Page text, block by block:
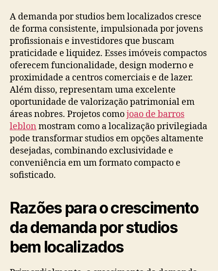
A demanda por studios bem localizados cresce
de forma consistente, impulsionada por jovens
profissionais e investidores que buscam
praticidade e liquidez. Esses imóveis compactos
oferecem funcionalidade, design moderno e
proximidade a centros comerciais e de lazer.
Além disso, representam uma excelente
oportunidade de valorização patrimonial em
áreas nobres. Projetos comojoao de barros
leblon mostram como a localização privilegiada
pode transformar studios em opções altamente
desejadas, combinando exclusividade e
conveniência em um formato compacto e
sofisticado.
Razões para o crescimento
da demanda por studios
bem localizados